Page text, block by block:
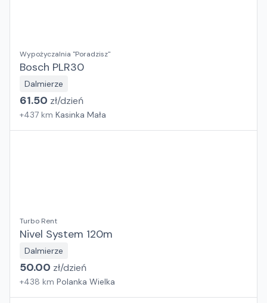
Wypożyczalnia "Poradzisz"
Bosch PLR30
Dalmierze
61.50 zł/dzień
+437 km Kasinka Mała
Turbo Rent
Nivel System 120m
Dalmierze
50.00 zł/dzień
+438 km Polanka Wielka